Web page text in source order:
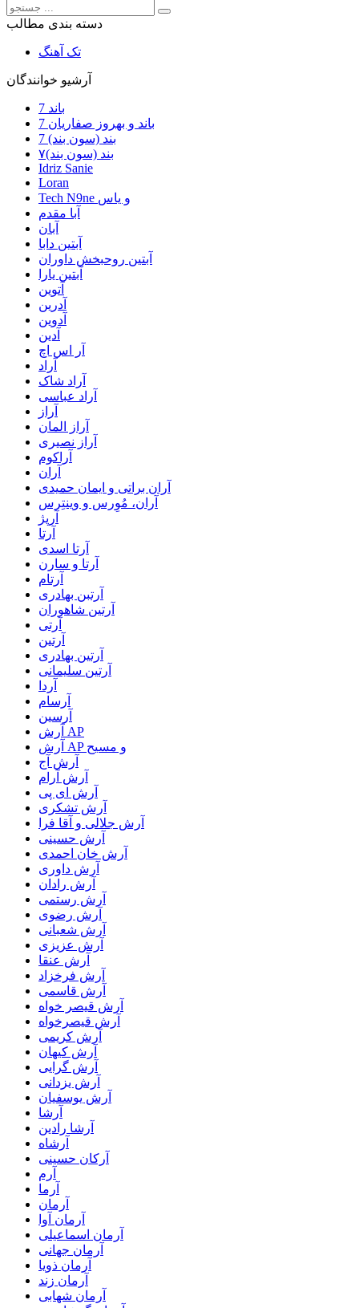
دسته بندی مطالب
تک آهنگ
آرشیو خوانندگان
7 باند
7 باند و بهروز صفاریان
7 بند (سون بند)
۷بند (سون بند)
Idriz Sanie
Loran
Tech N9ne و یاس
آبا مقدم
آبان
آبتین دابا
آبتین روحبخش داوران
آبتین یارا
آتوین
آدرین
آدوین
آدین
آر اس اچ
آراد
آراد شاک
آراد عباسی
آراز
آراز المان
آراز نصیری
آراکوم
آران
آران براتی و ایمان حمیدی
آران، مُوِرس و وینتِرس
آرپژ
آرتا
آرتا اسدی
آرتا و سارن
آرتام
آرتبن بهادری
آرتين شاهوران
آرتی
آرتین
آرتین بهادری
آرتین سلیمانی
آردا
آرسام
آرسین
آرش AP
آرش AP و مسیح
آرش آج
آرش آرام
آرش ای پی
آرش تشکری
آرش جلالی و آقا فرا
آرش حسینی
آرش خان احمدی
آرش داوری
آرش رادان
آرش رستمى
آرش رضوی
آرش شعبانی
آرش عزیزی
آرش عنقا
آرش فرخزاد
آرش قاسمی
آرش قیصر خواه
آرش قیصرخواه
آرش کریمی
آرش کیهان
آرش گرایی
آرش یزدانی
آرش یوسفیان
آرشا
آرشا رادین
آرشاه
آرکان حسینی
آرم
آرما
آرمان
آرمان آوا
آرمان اسماعیلی
آرمان جهانی
آرمان ذویا
آرمان زند
آرمان شهابی